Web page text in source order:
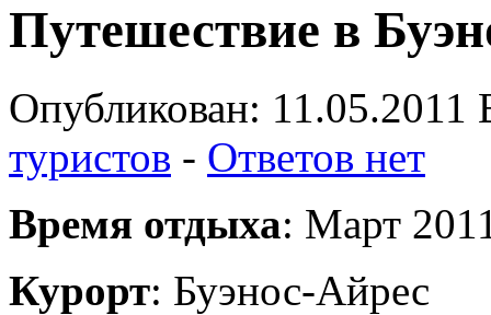
Путешествие в
Опубликован: 11.05.2011
туристов - Ответов нет
Время отдыха: Март
Курорт: Буэнос-Айрес